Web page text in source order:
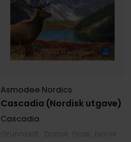
Cascadia (Nordisk utgave)
Asmodee Nordics
Cascadia